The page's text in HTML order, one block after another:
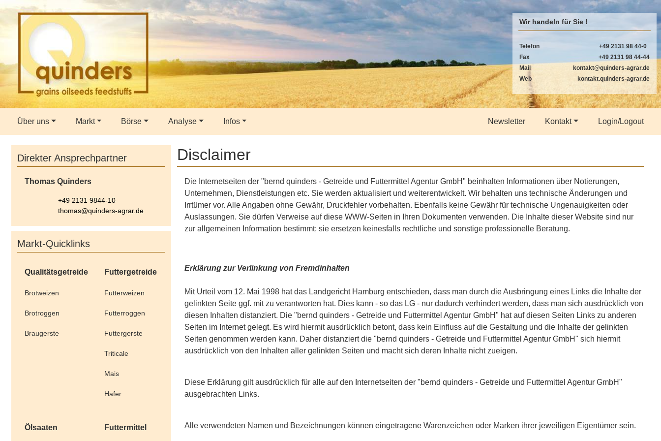
Wir handeln für Sie !
Telefon
+49 2131 98 44-0
Fax
+49 2131 98 44-44
Mail
kontakt@quinders-agrar.de
Web
kontakt.quinders-agrar.de
Über uns Markt Börse Analyse Infos Newsletter Kontakt Login/Logout
Direkter Ansprechpartner
Thomas Quinders
+49 2131 9844-10
thomas@quinders-agrar.de
Markt-Quicklinks
Qualitätsgetreide
Brotweizen
Brotroggen
Braugerste
Futtergetreide
Futterweizen
Futterroggen
Futtergerste
Triticale
Mais
Hafer
Ölsaaten Futtermittel
Disclaimer
Die Internetseiten der "bernd quinders - Getreide und Futtermittel Agentur GmbH" beinhalten Informationen über Notierungen,
Unternehmen, Dienstleistungen etc. Sie werden aktualisiert und weiterentwickelt. Wir behalten uns technische Änderungen und
Irrtümer vor. Alle Angaben ohne Gewähr, Druckfehler vorbehalten. Ebenfalls keine Gewähr für technische Ungenauigkeiten oder
Auslassungen. Sie dürfen Verweise auf diese WWW-Seiten in Ihren Dokumenten verwenden. Die Inhalte dieser Website sind nur
zur allgemeinen Information bestimmt; sie ersetzen keinesfalls rechtliche und sonstige professionelle Beratung.
Erklärung zur Verlinkung von Fremdinhalten
Mit Urteil vom 12. Mai 1998 hat das Landgericht Hamburg entschieden, dass man durch die Ausbringung eines Links die Inhalte der
gelinkten Seite ggf. mit zu verantworten hat. Dies kann - so das LG - nur dadurch verhindert werden, dass man sich ausdrücklich von
diesen Inhalten distanziert. Die "bernd quinders - Getreide und Futtermittel Agentur GmbH" hat auf diesen Seiten Links zu anderen
Seiten im Internet gelegt. Es wird hiermit ausdrücklich betont, dass kein Einfluss auf die Gestaltung und die Inhalte der gelinkten
Seiten genommen werden kann. Daher distanziert die "bernd quinders - Getreide und Futtermittel Agentur GmbH" sich hiermit
ausdrücklich von den Inhalten aller gelinkten Seiten und macht sich deren Inhalte nicht zueigen.
Diese Erklärung gilt ausdrücklich für alle auf den Internetseiten der "bernd quinders - Getreide und Futtermittel Agentur GmbH"
ausgebrachten Links.
Alle verwendeten Namen und Bezeichnungen können eingetragene Warenzeichen oder Marken ihrer jeweiligen Eigentümer sein.